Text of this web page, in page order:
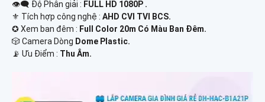
👁️‍🗨 Độ Phân giải : FULL HD 1080P .
⚜️ Tích hợp công nghệ : AHD CVI TVI BCS.
✪ Xem ban đêm : Full Color 20m Có Màu Ban Ðêm.
🎲 Camera Dòng Dome Plastic.
️📡 Ưu Điểm : Thu Âm.